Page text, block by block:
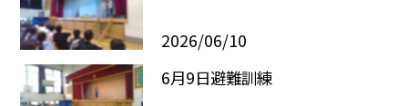
2026/06/10
6月9日避難訓練